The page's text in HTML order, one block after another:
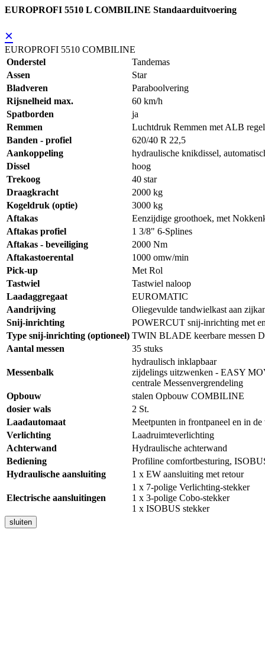
EUROPROFI 5510 L COMBILINE Standaarduitvoering
×
EUROPROFI 5510 COMBILINE
Onderstel
Tandemas
Assen
Star
Bladveren
Paraboolvering
Rijsnelheid max.
60 km/h
Spatborden
ja
Remmen
Luchtdruk Remmen met ALB
Banden - profiel
620/40 R 22,5
Aankoppeling
hydraulische knikdissel,
Dissel
hoog
Trekoog
40 star
Draagkracht
2000 kg
Kogeldruk (optie)
3000 kg
Aftakas
Eenzijdige groothoek, met
Aftakas profiel
1 3/8" 6-Splines
Aftakas - beveiliging
2000 Nm
Aftakastoerental
1000 omw/min
Pick-up
Met Rol
Tastwiel
Tastwiel naloop
Laadaggregaat
EUROMATIC
Aandrijving
Oliegevulde tandwielkast aan
Snij-inrichting
POWERCUT snij-inrichting met
Type snij-inrichting (optioneel) TWIN BLADE keerbare messen
Aantal messen
35 stuks
Messenbalk
hydraulisch inklapbaar
zijdelings uitzwenken - EASY
centrale Messenvergrendeling
Opbouw
stalen Opbouw COMBILINE
dosier wals
2 St.
Laadautomaat
Meetpunten in frontpaneel en in
Verlichting
Laadruimteverlichting
Achterwand
Hydraulische achterwand
Bediening
Profiline comfortbesturing,
Hydraulische aansluiting
1 x EW aansluiting met retour
Electrische aansluitingen
1 x 7-polige Verlichting-stekker
1 x 3-polige Cobo-stekker
1 x ISOBUS stekker
sluiten